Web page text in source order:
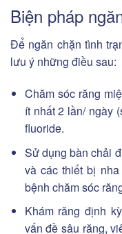
Biện pháp
Để ngăn chặn tình
lưu ý những điều sau:
Chăm sóc răng
ít nhất 2 lần/ ngày
fluoride.
Sử dụng bàn chải
và các thiết bị
bệnh chăm sóc
Khám răng định
vấn đề sâu răng,